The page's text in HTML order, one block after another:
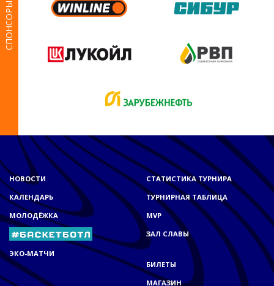
СПОНСОРЫ
НОВОСТИ
КАЛЕНДАРЬ
МОЛОДЁЖКА
ЭКО-МАТЧИ
СТАТИСТИКА ТУРНИРА
ТУРНИРНАЯ ТАБЛИЦА
MVP
ЗАЛ СЛАВЫ
БИЛЕТЫ
МАГАЗИН